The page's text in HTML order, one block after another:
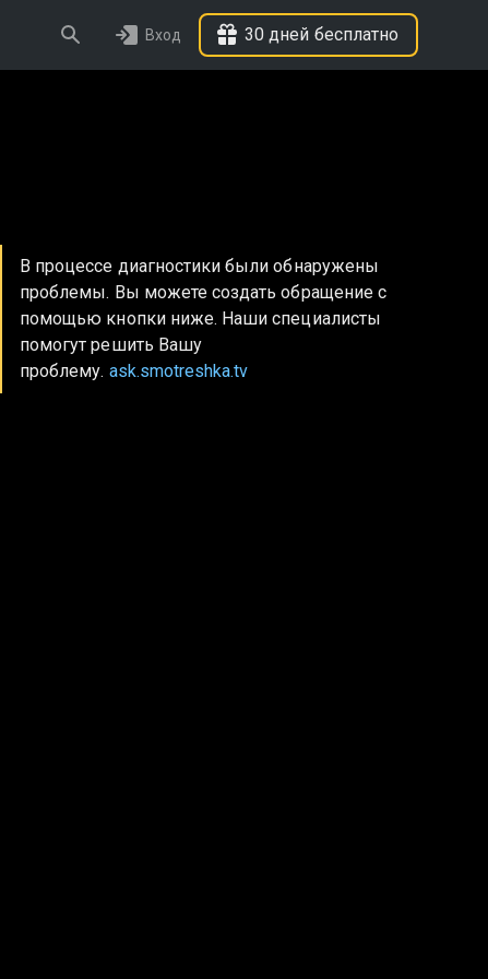
Вход 30 дней бесплатно
В процессе диагностики были обнаружены
проблемы. Вы можете создать обращение с
помощью кнопки ниже. Наши специалисты
помогут решить Вашу
проблему. ask.smotreshka.tv